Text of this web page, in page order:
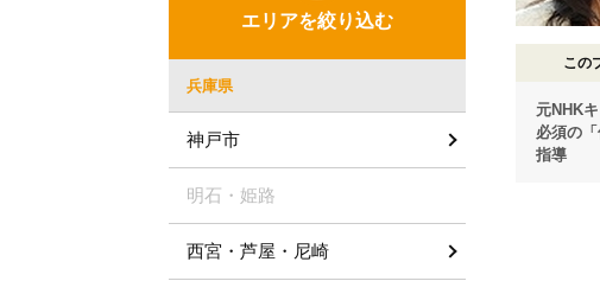
この
元NHK
必須の
指導
エリアを絞り込む
兵庫県
神戸市
明石・姫路
西宮・芦屋・尼崎